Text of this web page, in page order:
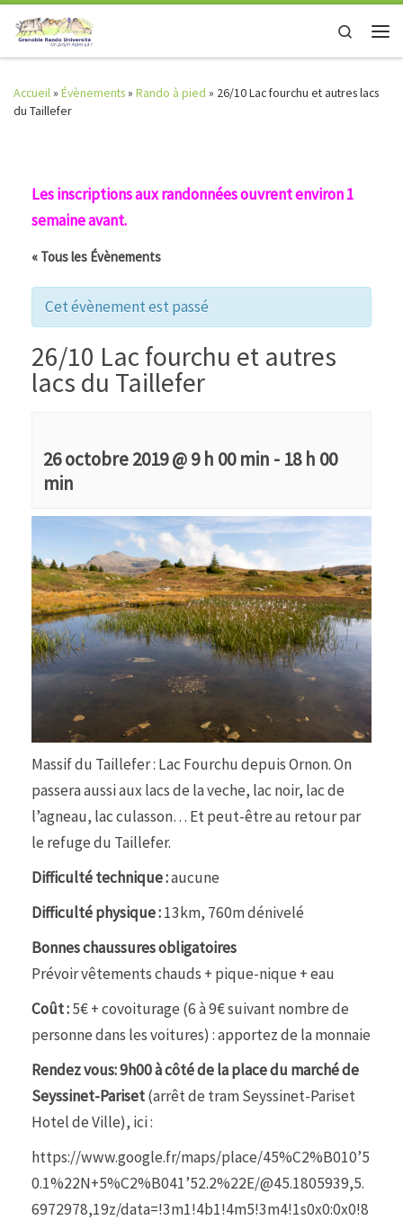
Skip to content
Search
Accueil» Évènements» Rando à pied » 26/10 Lac fourchu et autres lacs
du Taillefer
Les inscriptions aux randonnées ouvrent environ 1
semaine avant.
« Tous les Évènements
Cet évènement est passé
26/10 Lac fourchu et autres
lacs du Taillefer
26 octobre 2019 @ 9 h 00 min - 18 h 00
min
Massif du Taillefer : Lac Fourchu depuis Ornon. On
passera aussi aux lacs de la veche, lac noir, lac de
l’agneau, lac culasson… Et peut-être au retour par
le refuge du Taillefer.
Difficulté technique :aucune
Difficulté physique :13km, 760m dénivelé
Bonnes chaussures obligatoires
Prévoir vêtements chauds + pique-nique + eau
Coût :5€ + covoiturage (6 à 9€ suivant nombre de
personne dans les voitures) : apportez de la monnaie
Rendez vous: 9h00 à côté de la place du marché de
Seyssinet-Pariset(arrêt de tram Seyssinet-Pariset
Hotel de Ville), ici :
https://www.google.fr/maps/place/45%C2%B010’5
0.1%22N+5%C2%B041’52.2%22E/@45.1805939,5.
6972978,19z/data=!3m1!4b1!4m5!3m4!1s0x0:0x0!8